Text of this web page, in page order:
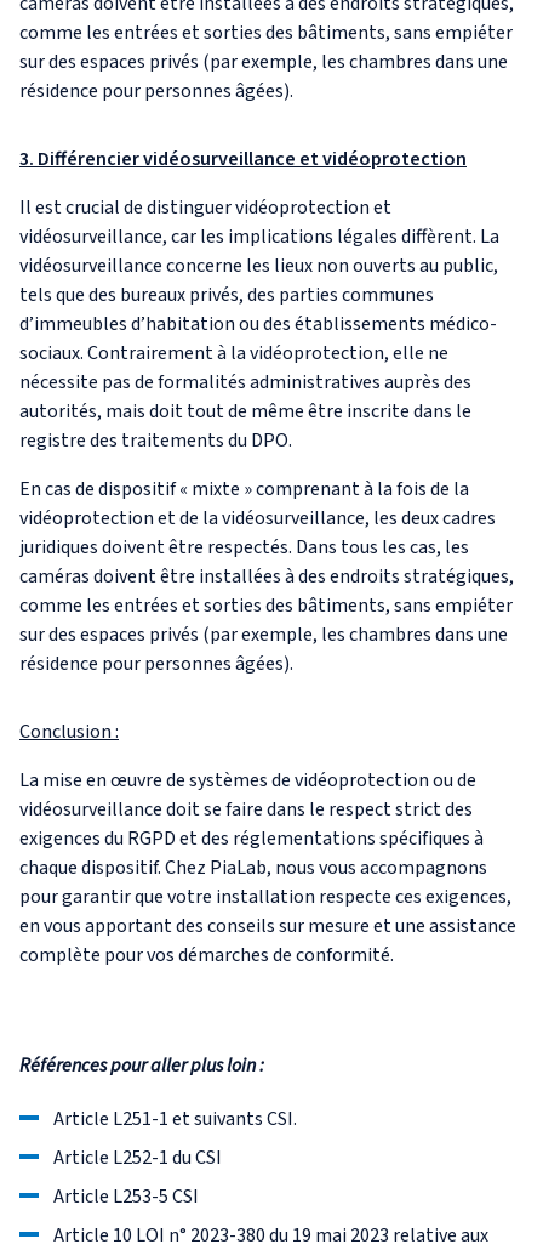
comme les entrées et sorties des bâtiments, sans empiéter
sur des espaces privés (par exemple, les chambres dans une
résidence pour personnes âgées).
3. Différencier vidéosurveillance et vidéoprotection
Il est crucial de distinguer vidéoprotection et
vidéosurveillance, car les implications légales diffèrent. La
vidéosurveillance concerne les lieux non ouverts au public,
tels que des bureaux privés, des parties communes
d’immeubles d’habitation ou des établissements médico-
sociaux. Contrairement à la vidéoprotection, elle ne
nécessite pas de formalités administratives auprès des
autorités, mais doit tout de même être inscrite dans le
registre des traitements du DPO.
En cas de dispositif « mixte » comprenant à la fois de la
vidéoprotection et de la vidéosurveillance, les deux cadres
juridiques doivent être respectés. Dans tous les cas, les
caméras doivent être installées à des endroits stratégiques,
comme les entrées et sorties des bâtiments, sans empiéter
sur des espaces privés (par exemple, les chambres dans une
résidence pour personnes âgées).
Conclusion :
La mise en œuvre de systèmes de vidéoprotection ou de
vidéosurveillance doit se faire dans le respect strict des
exigences du RGPD et des réglementations spécifiques à
chaque dispositif. Chez PiaLab, nous vous accompagnons
pour garantir que votre installation respecte ces exigences,
en vous apportant des conseils sur mesure et une assistance
complète pour vos démarches de conformité.
Références pour aller plus loin :
Article L251-1 et suivants CSI.
Article L252-1 du CSI
Article L253-5 CSI
Article 10 LOI n° 2023-380 du 19 mai 2023 relative aux